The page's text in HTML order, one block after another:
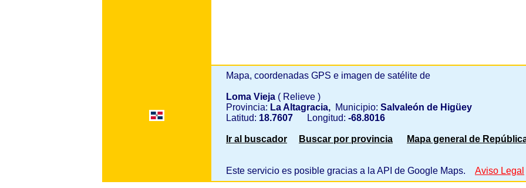
Mapa, coordenadas GPS e imagen de satélite de
Loma Vieja ( Relieve )
Provincia: La Altagracia, Municipio: Salvaleón de Higüey
Latitud: 18.7607 Longitud: -68.8016
Ir al buscador Buscar por provincia Mapa general de
Este servicio es posible gracias a la API de Google Maps. Aviso Legal